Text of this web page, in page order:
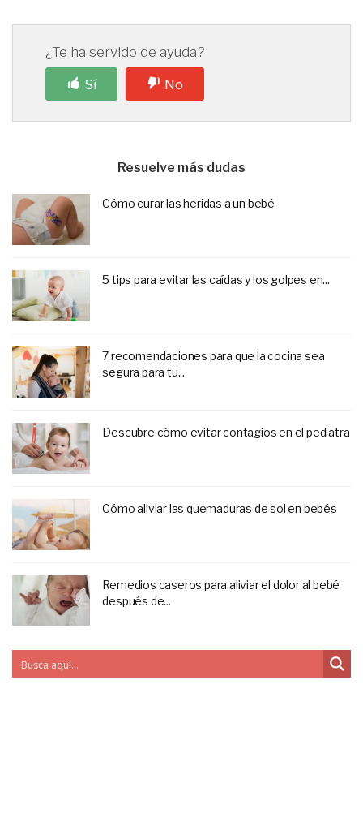
¿Te ha servido de ayuda?
Sí
No
Resuelve más dudas
Cómo curar las heridas a un bebé
5 tips para evitar las caídas y los golpes en...
7 recomendaciones para que la cocina sea
segura para tu...
Descubre cómo evitar contagios en el pediatra
Cómo aliviar las quemaduras de sol en bebés
Remedios caseros para aliviar el dolor al bebé
después de...